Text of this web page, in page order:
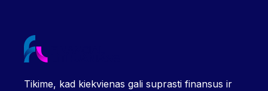
Tikime, kad kiekvienas gali suprasti finansus ir